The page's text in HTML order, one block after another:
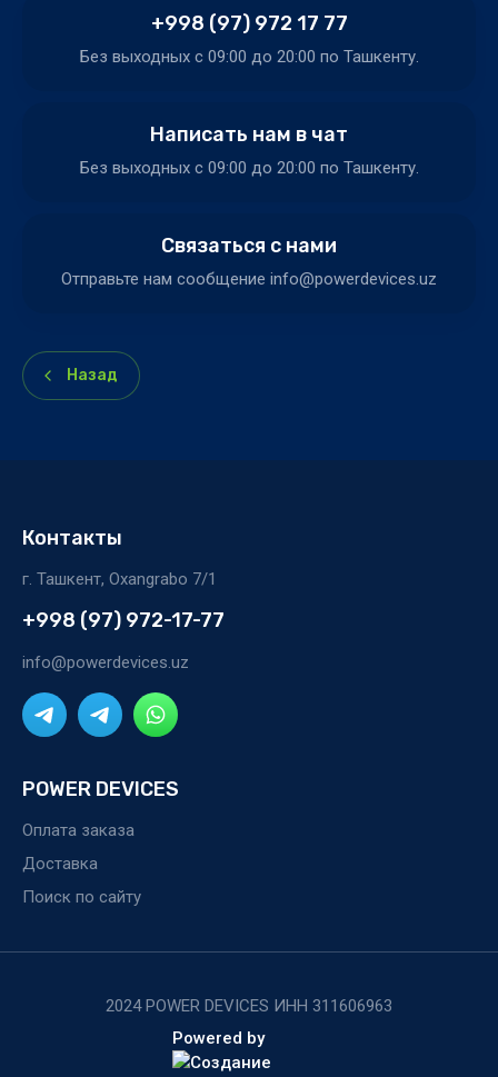
+998 (97) 972 17 77
Без выходных c 09:00 до 20:00 по Ташкенту.
Написать нам в чат
Без выходных c 09:00 до 20:00 по Ташкенту.
Связаться с нами
Отправьте нам сообщение info@powerdevices.uz
Назад
Контакты
г. Ташкент, Oxangrabo 7/1
+998 (97) 972-17-77
info@powerdevices.uz
POWER DEVICES
Оплата заказа
Доставка
Поиск по сайту
2024 POWER DEVICES ИНН 311606963
Powered by